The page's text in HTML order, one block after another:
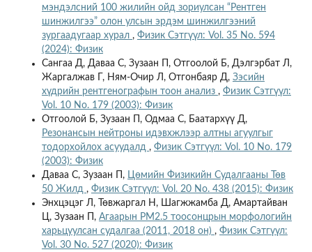
мэндэлсний 100 жилийн ойд зориулсан “Рентген
шинжилгээ” олон улсын эрдэм шинжилгээний
зургаадугаар хурал , Физик Сэтгүүл: Vol. 35 No. 594
(2024): Физик
Сангаа Д, Даваа С, Зузаан П, Отгоолой Б, Дэлгэрбат Л,
Жаргалжав Г, Ням-Очир Л, Отгонбаяр Д, Зэсийн
хүдрийн рентгенографын тоон анализ , Физик Сэтгүүл:
Vol. 10 No. 179 (2003): Физик
Отгоолой Б, Зузаан П, Одмаа С, Баатархүү Д,
Резонансын нейтроны идэвхжлээр алтны агуулгыг
тодорхойлох асуудалд , Физик Сэтгүүл: Vol. 10 No. 179
(2003): Физик
Даваа С, Зузаан П, Цөмийн Физикийн Судалгааны Төв
50 Жилд , Физик Сэтгүүл: Vol. 20 No. 438 (2015): Физик
Энхцэцэг Л, Төвжаргал Н, Шагжжамба Д, Амартайван
Ц, Зузаан П, Агаарын PM2.5 тоосонцрын морфологийн
харьцуулсан судалгаа (2011, 2018 он) , Физик Сэтгүүл:
Vol. 30 No. 527 (2020): Физик